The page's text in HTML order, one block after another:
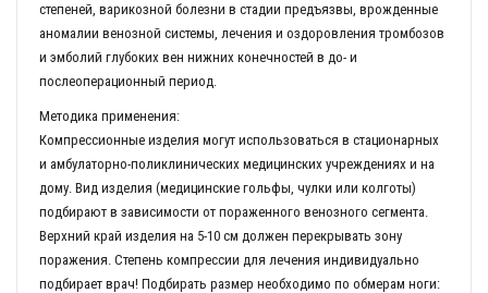
степеней, варикозной болезни в стадии предъязвы, врожденные
аномалии венозной системы, лечения и оздоровления тромбозов
и эмболий глубоких вен нижних конечностей в до- и
послеоперационный период.
Методика применения:
Компрессионные изделия могут использоваться в стационарных
и амбулаторно-поликлинических медицинских учреждениях и на
дому. Вид изделия (медицинские гольфы, чулки или колготы)
подбирают в зависимости от пораженного венозного сегмента.
Верхний край изделия на 5-10 см должен перекрывать зону
поражения. Степень компрессии для лечения индивидуально
подбирает врач! Подбирать размер необходимо по обмерам ноги: